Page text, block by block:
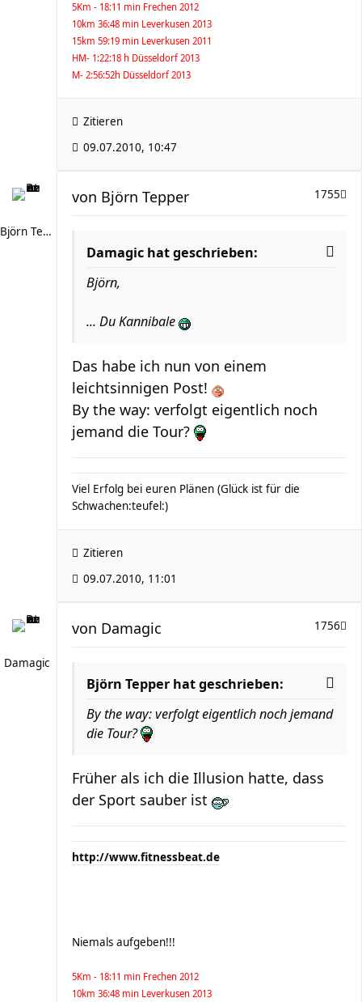
5Km - 18:11 min Frechen 2012
10km 36:48 min Leverkusen 2013
15km 59:19 min Leverkusen 2011
HM- 1:22:18 h Düsseldorf 2013
M- 2:56:52h Düsseldorf 2013
Zitieren
09.07.2010, 10:47
Björn Tepper
1755
von Björn Tepper
Damagic hat geschrieben:
Björn,
... Du Kannibale
Das habe ich nun von einem
leichtsinnigen Post!
By the way: verfolgt eigentlich noch
jemand die Tour?
Viel Erfolg bei euren Plänen (Glück ist für die
Schwachen:teufel:)
Zitieren
09.07.2010, 11:01
Damagic
1756
von Damagic
Björn Tepper hat geschrieben:
By the way: verfolgt eigentlich noch jemand
die Tour?
Früher als ich die Illusion hatte, dass
der Sport sauber ist
http://www.fitnessbeat.de
Niemals aufgeben!!!
5Km - 18:11 min Frechen 2012
10km 36:48 min Leverkusen 2013